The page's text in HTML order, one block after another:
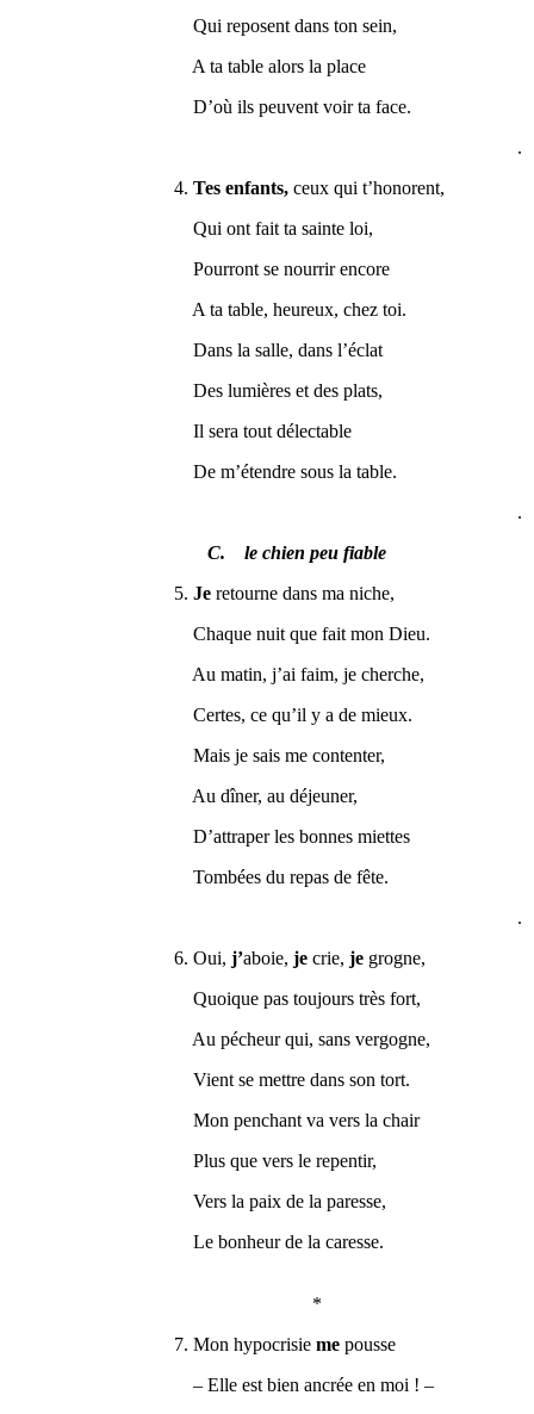
Qui reposent dans ton sein,
A ta table alors la place
D’où ils peuvent voir ta face.
.
4.Tes enfants, ceux qui t’honorent,
Qui ont fait ta sainte loi,
Pourront se nourrir encore
A ta table, heureux, chez toi.
Dans la salle, dans l’éclat
Des lumières et des plats,
Il sera tout délectable
De m’étendre sous la table.
.
C. le chien peu fiable
5.Je retourne dans ma niche,
Chaque nuit que fait mon Dieu.
Au matin, j’ai faim, je cherche,
Certes, ce qu’il y a de mieux.
Mais je sais me contenter,
Au dîner, au déjeuner,
D’attraper les bonnes miettes
Tombées du repas de fête.
.
6. Oui,j’aboie,je crie,je grogne,
Quoique pas toujours très fort,
Au pécheur qui, sans vergogne,
Vient se mettre dans son tort.
Mon penchant va vers la chair
Plus que vers le repentir,
Vers la paix de la paresse,
Le bonheur de la caresse.
*
7. Mon hypocrisieme pousse
– Elle est bien ancrée en moi ! –